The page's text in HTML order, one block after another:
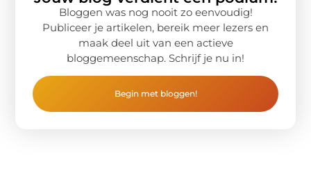
Bloggen was nog nooit zo eenvoudig!
Publiceer je artikelen, bereik meer lezers en
maak deel uit van een actieve
bloggemeenschap. Schrijf je nu in!
Begin met bloggen!